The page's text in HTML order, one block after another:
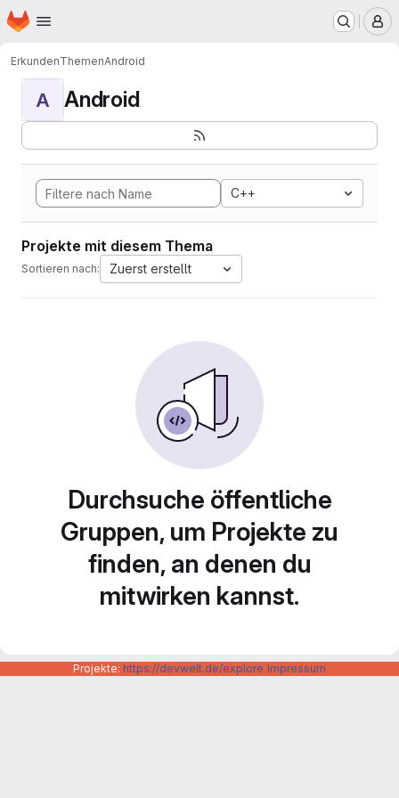
Zum Hauptinhalt springen
Startseite
ErkundenThemenAndroid
A Android
C++
Projekte mit diesem Thema
Sortieren nach: Zuerst erstellt
Durchsuche öffentliche
Gruppen, um Projekte zu
finden, an denen du
mitwirken kannst.
Projekte: https://devwelt.de/explore Impressum